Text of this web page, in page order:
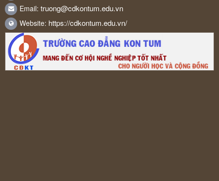
Email: truong@cdkontum.edu.vn
Website: https://cdkontum.edu.vn/